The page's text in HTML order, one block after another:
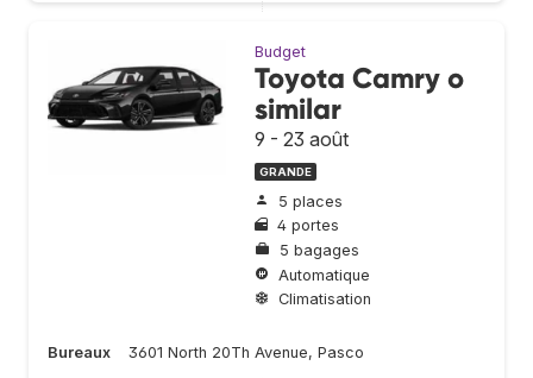
Budget
Toyota Camry o
similar
9 - 23 août
GRANDE
5 places
4 portes
5 bagages
Automatique
Climatisation
Bureaux 3601 North 20Th Avenue, Pasco